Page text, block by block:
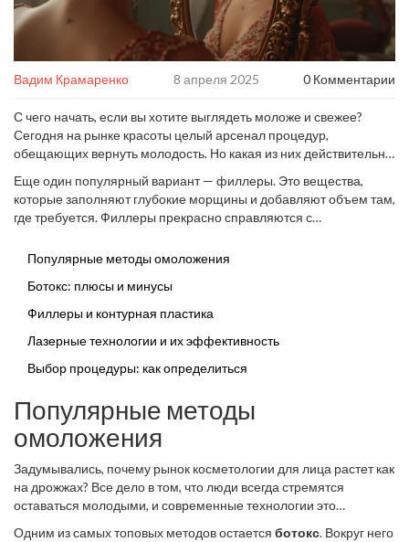
Вадим Крамаренко 8 апреля 2025 0 Комментарии
С чего начать, если вы хотите выглядеть моложе и свежее?
Сегодня на рынке красоты целый арсенал процедур,
обещающих вернуть молодость. Но какая из них действительно
методов. Возможно, вы уже слышали о ботоксе—это инъекции,
которые расслабляют мышцы, тем самым разглаживая
морщины. Они идеально подходят для тех, кто борется с
Еще один популярный вариант — филлеры. Это вещества,
которые заполняют глубокие морщины и добавляют объем там,
где требуется. Филлеры прекрасно справляются с
более молодые контуры. Но стоит ли игра свеч? Давайте
Популярные методы омоложения
Ботокс: плюсы и минусы
Филлеры и контурная пластика
Лазерные технологии и их эффективность
Выбор процедуры: как определиться
Популярные методы
омоложения
Задумывались, почему рынок косметологии для лица растет как
на дрожжах? Все дело в том, что люди всегда стремятся
оставаться молодыми, и современные технологии это
Одним из самых топовых методов остается ботокс. Вокруг него